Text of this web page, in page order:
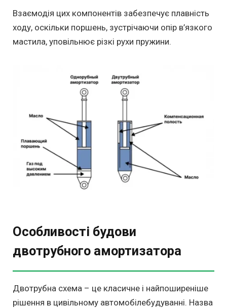
Взаємодія цих компонентів забезпечує плавність
ходу, оскільки поршень, зустрічаючи опір в’язкого
мастила, уповільнює різкі рухи пружини.
Особливості будови
двотрубного амортизатора
Двотрубна схема – це класичне і найпоширеніше
рішення в цивільному автомобілебудуванні. Назва